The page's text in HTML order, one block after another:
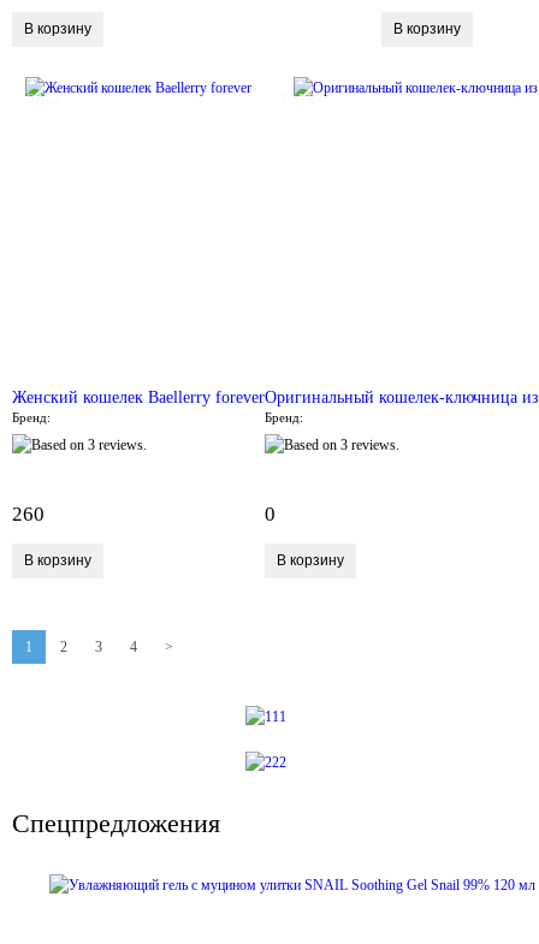
SALE
Оригинальный кошелек-ключница
Бренд:
0
SALE
Женский кошелек Baellerry forever
Бренд:
260
1 2 3 4 >
Спецпредложения